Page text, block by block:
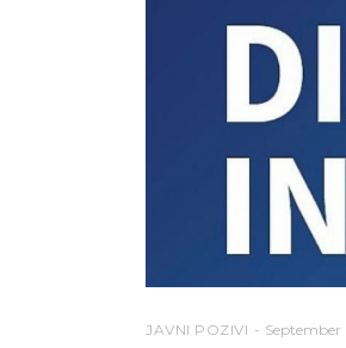
JAVNI POZIVI September